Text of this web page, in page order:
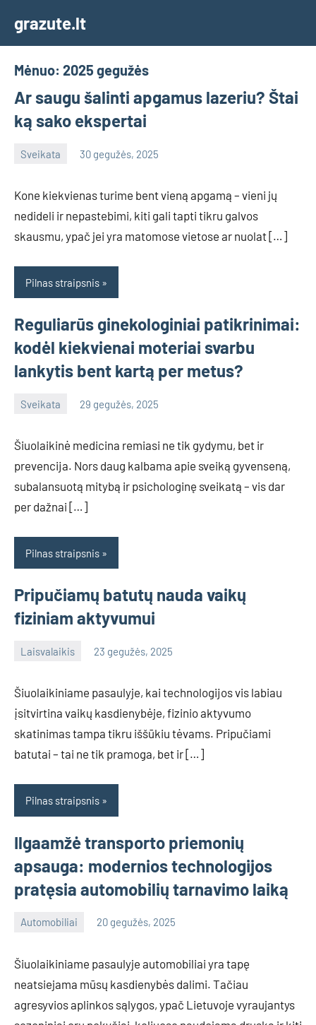
content
grazute.lt
Mėnuo: 2025 gegužės
Ar saugu šalinti apgamus lazeriu? Štai
ką sako ekspertai
Sveikata 30 gegužės, 2025
Kone kiekvienas turime bent vieną apgamą – vieni jų
nedideli ir nepastebimi, kiti gali tapti tikru galvos
skausmu, ypač jei yra matomose vietose ar nuolat […]
Pilnas straipsnis
Reguliarūs ginekologiniai patikrinimai:
kodėl kiekvienai moteriai svarbu
lankytis bent kartą per metus?
Sveikata 29 gegužės, 2025
Šiuolaikinė medicina remiasi ne tik gydymu, bet ir
prevencija. Nors daug kalbama apie sveiką gyvenseną,
subalansuotą mitybą ir psichologinę sveikatą – vis dar
per dažnai […]
Pilnas straipsnis
Pripučiamų batutų nauda vaikų
fiziniam aktyvumui
Laisvalaikis 23 gegužės, 2025
Šiuolaikiniame pasaulyje, kai technologijos vis labiau
įsitvirtina vaikų kasdienybėje, fizinio aktyvumo
skatinimas tampa tikru iššūkiu tėvams. Pripučiami
batutai – tai ne tik pramoga, bet ir […]
Pilnas straipsnis
Ilgaamžė transporto priemonių
apsauga: modernios technologijos
pratęsia automobilių tarnavimo laiką
Automobiliai 20 gegužės, 2025
Šiuolaikiniame pasaulyje automobiliai yra tapę
neatsiejama mūsų kasdienybės dalimi. Tačiau
agresyvios aplinkos sąlygos, ypač Lietuvoje vyraujantys